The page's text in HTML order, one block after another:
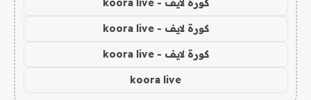
كورة لايف - koora live
كورة لايف - koora live
koora live